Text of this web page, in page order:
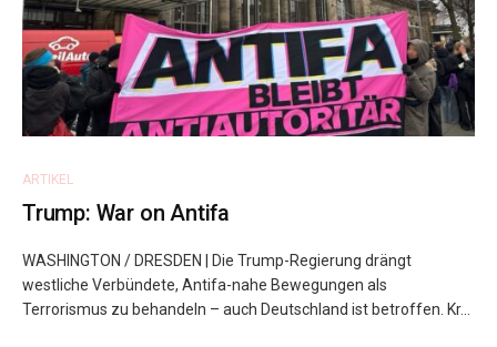
ARTIKEL
Trump: War on Antifa
WASHINGTON / DRESDEN | Die Trump-Regierung drängt
westliche Verbündete, Antifa-nahe Bewegungen als
Terrorismus zu behandeln – auch Deutschland ist betroffen. Kr...